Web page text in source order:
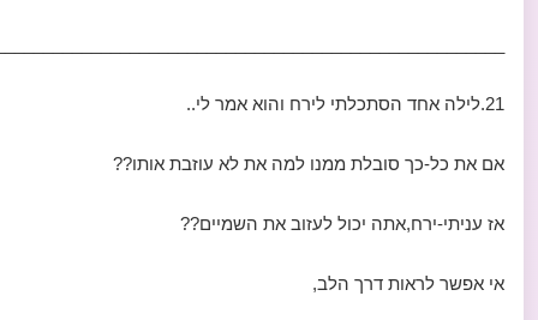
21.לילה אחד הסתכלתי לירח והוא אמר לי..
אם את כל-כך סובלת ממנו למה את לא עוזבת אותו??
אז עניתי-ירח,אתה יכול לעזוב את השמיים??
אי אפשר לראות דרך הלב,